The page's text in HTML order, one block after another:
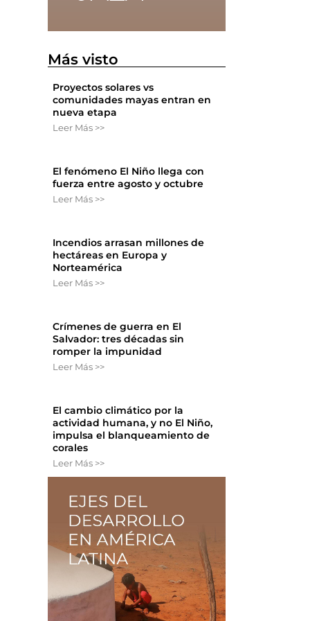
Más visto
Proyectos solares vs
comunidades mayas entran en
nueva etapa
Leer Más >>
El fenómeno El Niño llega con
fuerza entre agosto y octubre
Leer Más >>
Incendios arrasan millones de
hectáreas en Europa y
Norteamérica
Leer Más >>
Crímenes de guerra en El
Salvador: tres décadas sin
romper la impunidad
Leer Más >>
El cambio climático por la
actividad humana, y no El Niño,
impulsa el blanqueamiento de
corales
Leer Más >>